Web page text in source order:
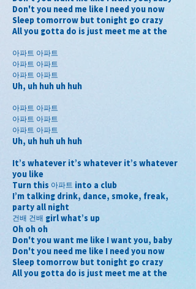
Don't you need me like I need you now
Sleep tomorrow but tonight go crazy
All you gotta do is just meet me at the
아파트 아파트
아파트 아파트
아파트 아파트
Uh, uh huh uh huh
아파트 아파트
아파트 아파트
아파트 아파트
Uh, uh huh uh huh
It’s whatever it’s whatever it’s whatever
you like
Turn this 아파트 into a club
I’m talking drink, dance, smoke, freak,
party all night
건배 건배 girl what’s up
Oh oh oh
Don't you want me like I want you, baby
Don't you need me like I need you now
Sleep tomorrow but tonight go crazy
All you gotta do is just meet me at the